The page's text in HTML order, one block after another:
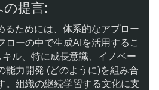
の提言:
るためには、体系的なアプロー
ローの中で生成AIを活用するこ
ル、特に成長意識、イノベー
能力開発 (どのように)を組み合
。組織の継続学習する文化に支